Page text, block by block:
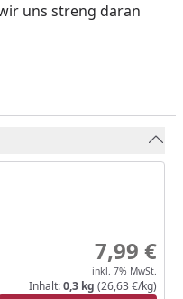
uns streng daran
7,99 €
inkl. 7% MwSt.
Inhalt:0,3 kg (26,63 €/kg)